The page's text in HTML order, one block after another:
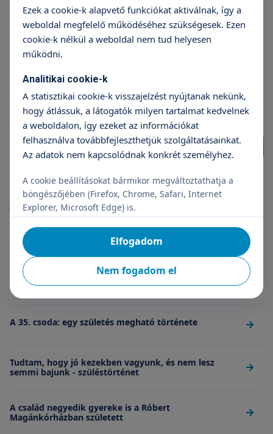
Gasztroenterológus szakorvos Budaörs
Diabetológus szakorvos Budaörs
További találat
Magazinok
(10 db találat)
Szülés után 3 héttel mehettünk haza először
Kívánjuk minden párnak, hogy ilyen orvosa legyen
A 35. csoda: egy születés megható története
Tudtam, hogy jó kezekben vagyunk, és nem lesz
semmi bajunk - szüléstörténet
A család negyedik gyereke is a Róbert
Magánkórházban született
Ezek a cookie-k alapvető funkciókat aktiválnak, így a
weboldal megfelelő működéséhez szükségesek. Ezen
cookie-k nélkül a weboldal nem tud helyesen
működni.
Analitikai cookie-k
A statisztikai cookie-k visszajelzést nyújtanak nekünk,
hogy átlássuk, a látogatók milyen tartalmat kedvelnek
a weboldalon, így ezeket az információkat
felhasználva továbbfejleszthetjük szolgáltatásainkat.
Az adatok nem kapcsolódnak konkrét személyhez.
A cookie beállításokat bármikor megváltoztathatja a
böngészőjében (Firefox, Chrome, Safari, Internet
Explorer, Microsoft Edge) is.
Nem fogadom el
Elfogadom